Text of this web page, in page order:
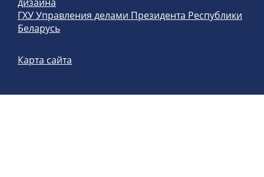
ГХУ Управления делами Президента Республики
Беларусь
Карта сайта